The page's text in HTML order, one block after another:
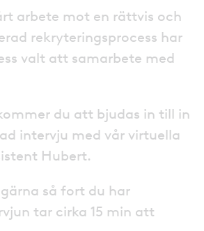
arbete mot en rättvis och
rekryteringsprocess har
valt att samarbete med
du att bjudas in till in
intervju med vår virtuella
Hubert.
så fort du har
tar cirka 15 min att